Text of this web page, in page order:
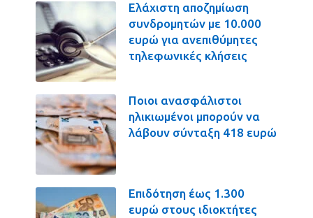
Ελάχιστη αποζημίωση
συνδρομητών με 10.000
ευρώ για ανεπιθύμητες
τηλεφωνικές κλήσεις
Ποιοι ανασφάλιστοι
ηλικιωμένοι μπορούν να
λάβουν σύνταξη 418 ευρώ
Επιδότηση έως 1.300
ευρώ στους ιδιοκτήτες